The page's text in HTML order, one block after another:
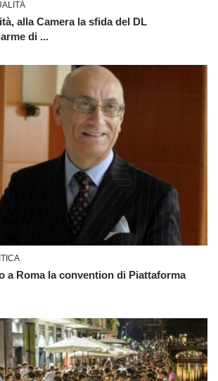
alla Camera la sfida del DL
di ...
a Roma la convention di Piattaforma